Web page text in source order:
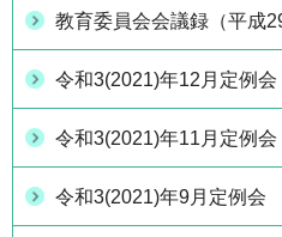
教育委員会会議録（平成
令和3(2021)年12月定例会
令和3(2021)年11月定例会
令和3(2021)年9月定例会